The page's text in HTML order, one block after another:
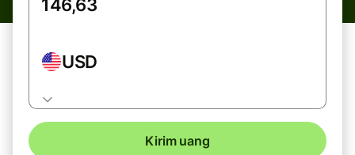
USD
Kirim uang